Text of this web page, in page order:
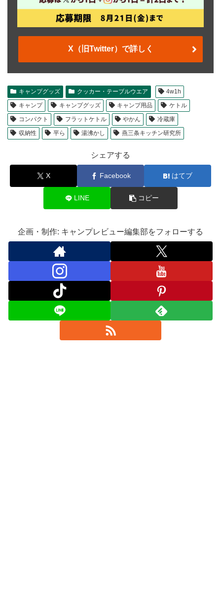
X（旧Twitter）で詳しく
キャンプグッズ クッカー・テーブルウエア
4w1h
キャンプ
キャンプグッズ キャンプ用品
ケトル
コンパクト
フラットケトル やかん
冷蔵庫
収納性
平ら 湯沸かし 燕三条キッチン研究所
シェアする
X Facebook はてブ
LINE コピー
企画・制作: キャンプレビュー編集部をフォローする